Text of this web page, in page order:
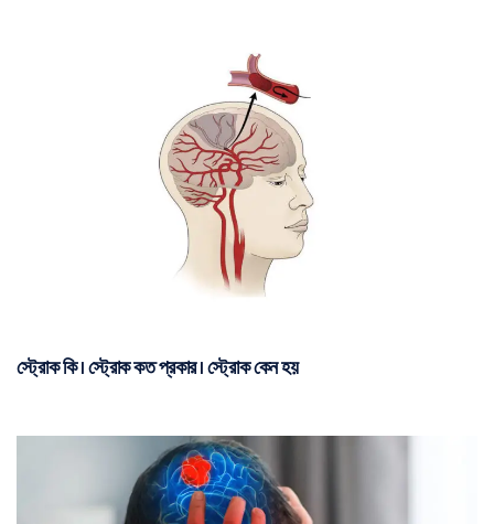
স্ট্রোক কি | স্ট্রোক কত প্রকার | স্ট্রোক কেন হয়